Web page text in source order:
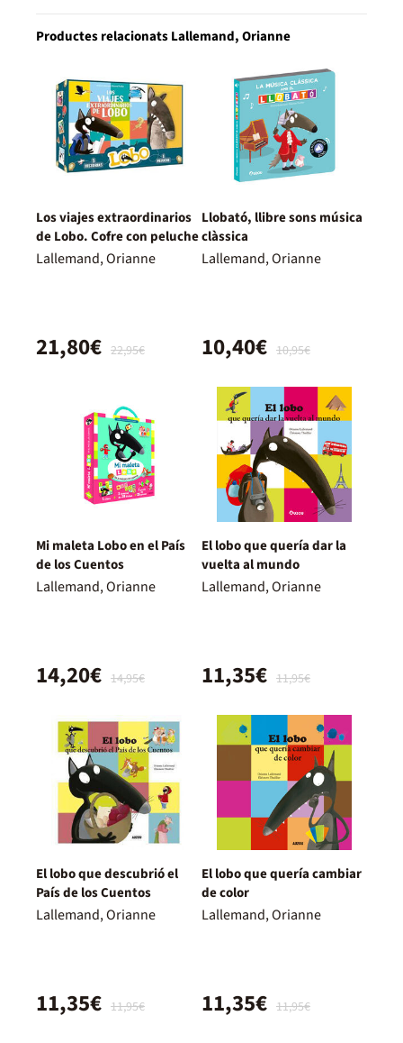
Productes relacionats Lallemand, Orianne
Los viajes extraordinarios
de Lobo. Cofre con peluche
Lallemand, Orianne
22,95€
21,80€
Llobató, llibre sons música
clàssica
Lallemand, Orianne
10,95€
10,40€
Mi maleta Lobo en el País
de los Cuentos
Lallemand, Orianne
14,95€
14,20€
El lobo que quería dar la
vuelta al mundo
Lallemand, Orianne
11,95€
11,35€
El lobo que descubrió el
País de los Cuentos
Lallemand, Orianne
11,95€
11,35€
El lobo que quería cambiar
de color
Lallemand, Orianne
11,95€
11,35€